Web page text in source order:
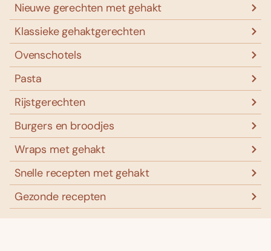
Nieuwe gerechten met gehakt
Klassieke gehaktgerechten
Ovenschotels
Pasta
Rijstgerechten
Burgers en broodjes
Wraps met gehakt
Snelle recepten met gehakt
Gezonde recepten